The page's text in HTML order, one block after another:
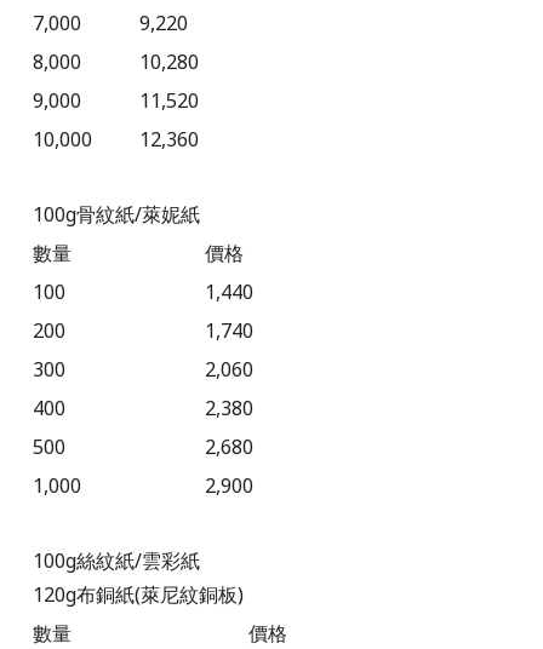
7,000
9,220
8,000
10,280
9,000
11,520
10,000
12,360
100g骨紋紙/萊妮紙
數量
價格
100
1,440
200
1,740
300
2,060
400
2,380
500
2,680
1,000
2,900
100g絲紋紙/雲彩紙
120g布銅紙(萊尼紋銅板)
數量
價格